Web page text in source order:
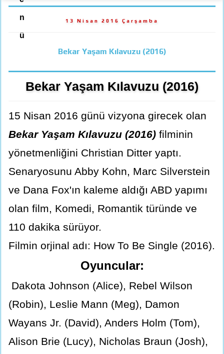
n
ü
13 Nisan 2016 Çarşamba
Bekar Yaşam Kılavuzu (2016)
Bekar Yaşam Kılavuzu (2016)
15 Nisan 2016 günü vizyona girecek olan
Bekar Yaşam Kılavuzu (2016) filminin
yönetmenliğini Christian Ditter yaptı.
Senaryosunu Abby Kohn, Marc Silverstein
ve Dana Fox'ın kaleme aldığı ABD yapımı
olan film, Komedi, Romantik türünde ve
110 dakika sürüyor.
Filmin orjinal adı: How To Be Single (2016).
Oyuncular:
Dakota Johnson (Alice), Rebel Wilson
(Robin), Leslie Mann (Meg), Damon
Wayans Jr. (David), Anders Holm (Tom),
Alison Brie (Lucy), Nicholas Braun (Josh),